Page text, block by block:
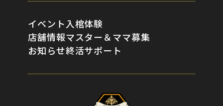
イベント
店舗情報
お知らせ
入棺体験
マスター＆ママ募集
終活サポート